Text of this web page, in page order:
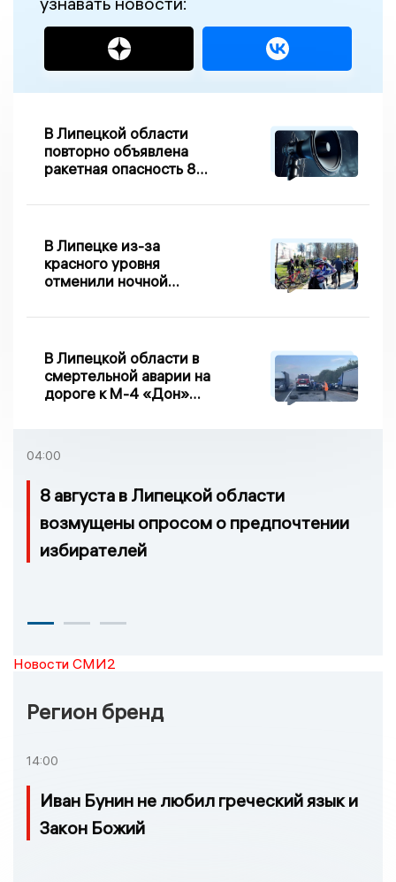
В Липецкой области
повторно объявлена
ракетная опасность 8
В Липецке из-за
красного уровня
отменили ночной
В Липецкой области в
смертельной аварии на
дороге к М-4 «Дон»
04:00
8 августа в Липецкой области
возмущены опросом о предпочтении
избирателей
Новости СМИ2
Регион бренд
14:00
Иван Бунин не любил греческий язык и
Закон Божий